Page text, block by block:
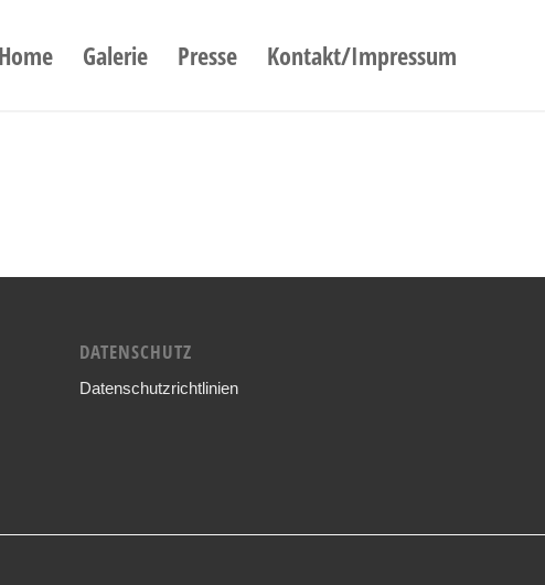
Home Galerie Presse Kontakt/Impressum
DATENSCHUTZ
Datenschutzrichtlinien